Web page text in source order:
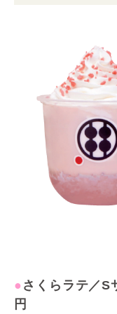
● さくらラテ／S
円